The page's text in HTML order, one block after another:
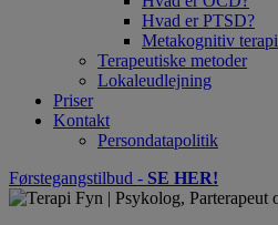
Hvad er PTSD?
Metakognitiv terapi
Terapeutiske metoder
Lokaleudlejning
Priser
Kontakt
Persondatapolitik
Førstegangstilbud - SE HER!